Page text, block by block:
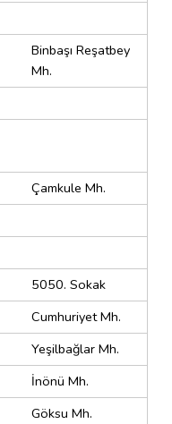
Binbaşı Reşatbey
Mh.
Çamkule Mh.
5050. Sokak
Cumhuriyet Mh.
Yeşilbağlar Mh.
İnönü Mh.
Göksu Mh.